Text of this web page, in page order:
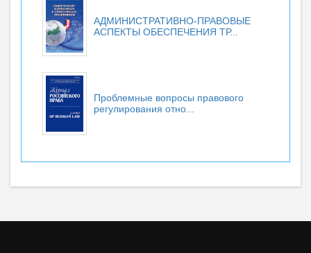
АДМИНИСТРАТИВНО-ПРАВОВЫЕ
АСПЕКТЫ ОБЕСПЕЧЕНИЯ ТР...
Проблемные вопросы правового
регулирования отно...